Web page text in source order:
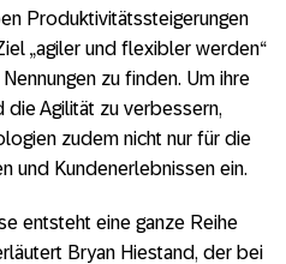
Produktivitätssteigerungen
„agiler und flexibler werden“
zu finden. Um ihre
die Agilität zu verbessern,
zudem nicht nur für die
und Kundenerlebnissen ein.
entsteht eine ganze Reihe
Bryan Hiestand, der bei